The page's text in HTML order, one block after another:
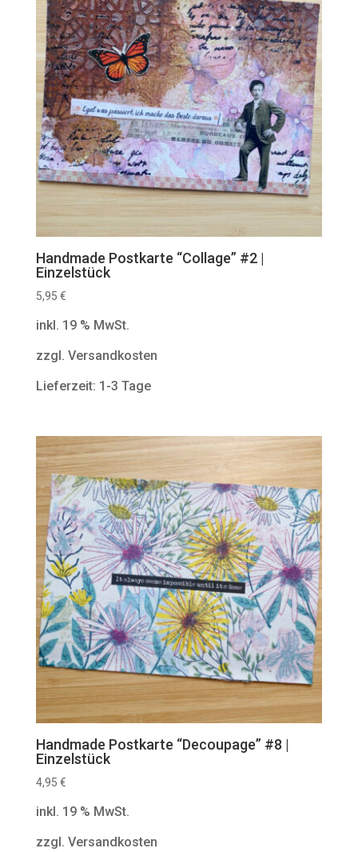
Handmade Postkarte “Collage” #2 |
Einzelstück
5,95 €
inkl. 19 % MwSt.
zzgl. Versandkosten
Lieferzeit: 1-3 Tage
Handmade Postkarte “Decoupage” #8 |
Einzelstück
4,95 €
inkl. 19 % MwSt.
zzgl. Versandkosten